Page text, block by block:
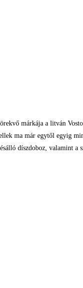
márkája a litván
ma már egytől egyig
díszdoboz, valamint a